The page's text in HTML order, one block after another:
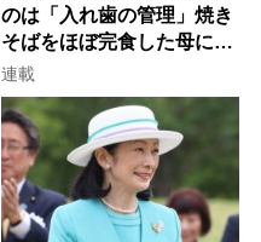
のは「入れ歯の管理」焼き
そばをほぼ完食した母に息
子が血の気が引いた理由
連載